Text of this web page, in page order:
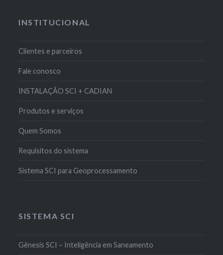
INSTITUCIONAL
Clientes e parceiros
Fale conosco
INSTALAÇÃO SCI + CADIAN
Produtos e serviços
Quem Somos
Requisitos do sistema
Sistema SCI para Geoprocessamento
SISTEMA SCI
Gênesis SCI – Inteligência em Saneamento